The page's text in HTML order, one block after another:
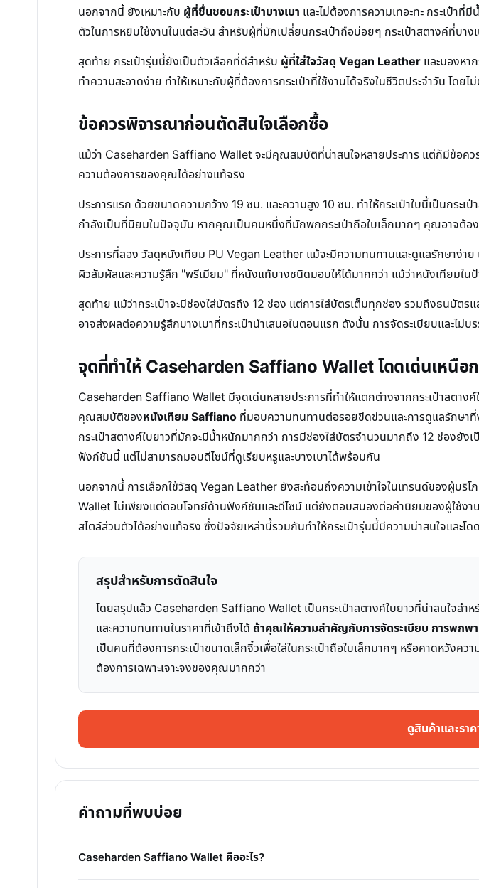
นอกจากนี้ ยังเหมาะกับ ผู้ที่ชื่นชอบกระเป๋าบางเบา และไม่ต้องการความเทอะทะ กระเป๋า
ตัวในการหยิบใช้งานในแต่ละวัน สำหรับผู้ที่มักเปลี่ยนกระเป๋าถือบ่อยๆ กระเป๋าสตางค์ที่บาง
สุดท้าย กระเป๋ารุ่นนี้ยังเป็นตัวเลือกที่ดีสำหรับ ผู้ที่ใส่ใจวัสดุ Vegan Leather และมองห
ทำความสะอาดง่าย ทำให้เหมาะกับผู้ที่ต้องการกระเป๋าที่ใช้งานได้จริงในชีวิตประจำวัน โด
ข้อควรพิจารณาก่อนตัดสินใจเลือกซื้อ
แม้ว่า Caseharden Saffiano Wallet จะมีคุณสมบัติที่น่าสนใจหลายประการ แต่ก็มีข้อคว
ความต้องการของคุณได้อย่างแท้จริง
ประการแรก ด้วยขนาดความกว้าง 19 ซม. และความสูง 10 ซม. ทำให้กระเป๋าใบนี้เป็นกระ
กำลังเป็นที่นิยมในปัจจุบัน หากคุณเป็นคนหนึ่งที่มักพกกระเป๋าถือใบเล็กมากๆ คุณอาจต้
ประการที่สอง วัสดุหนังเทียม PU Vegan Leather แม้จะมีความทนทานและดูแลรักษาง่า
ผิวสัมผัสและความรู้สึก "พรีเมียม" ที่หนังแท้บางชนิดมอบให้ได้มากกว่า แม้ว่าหนังเทียม
สุดท้าย แม้ว่ากระเป๋าจะมีช่องใส่บัตรถึง 12 ช่อง แต่การใส่บัตรเต็มทุกช่อง รวมถึงธนบัต
อาจส่งผลต่อความรู้สึกบางเบาที่กระเป๋านำเสนอในตอนแรก ดังนั้น การจัดระเบียบและไ
จุดที่ทำให้ Caseharden Saffiano Wallet โดดเด่นเหนือก
Caseharden Saffiano Wallet มีจุดเด่นหลายประการที่ทำให้แตกต่างจากกระเป๋าสตาง
คุณสมบัติของหนังเทียม Saffiano ที่มอบความทนทานต่อรอยขีดข่วนและการดูแลรักษาที่
กระเป๋าสตางค์ใบยาวที่มักจะมีน้ำหนักมากกว่า การมีช่องใส่บัตรจำนวนมากถึง 12 ช่องยั
ฟังก์ชันนี้ แต่ไม่สามารถมอบดีไซน์ที่ดูเรียบหรูและบางเบาได้พร้อมกัน
นอกจากนี้ การเลือกใช้วัสดุ Vegan Leather ยังสะท้อนถึงความเข้าใจในเทรนด์ของผู้บ
Wallet ไม่เพียงแต่ตอบโจทย์ด้านฟังก์ชันและดีไซน์ แต่ยังตอบสนองต่อค่านิยมของผู้ใช้งา
สไตล์ส่วนตัวได้อย่างแท้จริง ซึ่งปัจจัยเหล่านี้รวมกันทำให้กระเป๋ารุ่นนี้มีความน่าสนใจและโ
สรุปสำหรับการตัดสินใจ
โดยสรุปแล้ว Caseharden Saffiano Wallet เป็นกระเป๋าสตางค์ใบยาวที่น่าสนใจส
และความทนทานในราคาที่เข้าถึงได้ ถ้าคุณให้ความสำคัญกับการจัดระเบียบ การพกพ
เป็นคนที่ต้องการกระเป๋าขนาดเล็กจิ๋วเพื่อใส่ในกระเป๋าถือใบเล็กมากๆ หรือคาดหวั
ต้องการเฉพาะเจาะจงของคุณมากกว่า
ดูสินค้าและรา
คำถามที่พบบ่อย
Caseharden Saffiano Wallet คืออะไร?